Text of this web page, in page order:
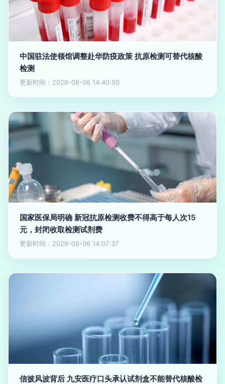
中国驻法使领馆调整赴华防疫政策 抗原检测可替代核酸
检测
更新时间：2026-08-06 14:40:50
国家医保局明确 新冠抗原检测收费不得高于每人次15
元，封闭收取检测试剂费
更新时间：2026-08-06 14:07:37
信披风波背后 九安医疗口头承认试剂盒不能替代核酸检